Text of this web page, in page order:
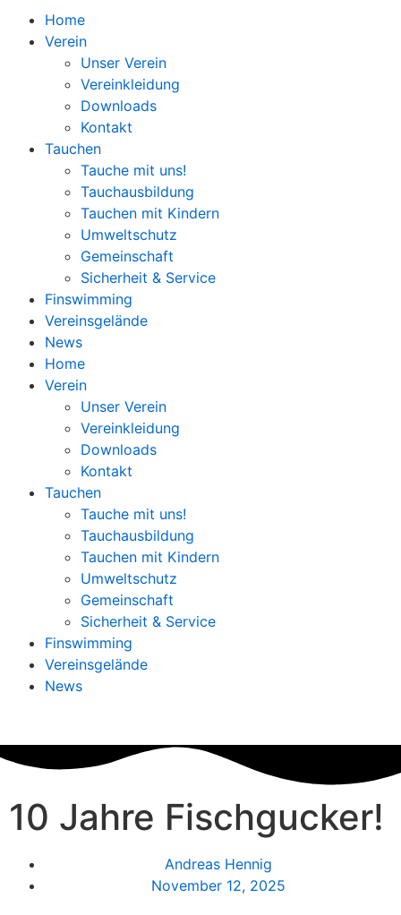
Home
Verein
Unser Verein
Vereinkleidung
Downloads
Kontakt
Tauchen
Tauche mit uns!
Tauchausbildung
Tauchen mit Kindern
Umweltschutz
Gemeinschaft
Sicherheit & Service
Finswimming
Vereinsgelände
News
Home
Verein
Unser Verein
Vereinkleidung
Downloads
Kontakt
Tauchen
Tauche mit uns!
Tauchausbildung
Tauchen mit Kindern
Umweltschutz
Gemeinschaft
Sicherheit & Service
Finswimming
Vereinsgelände
News
10 Jahre Fischgucker!
Andreas Hennig
November 12, 2025